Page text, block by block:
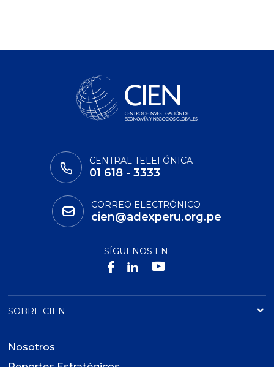
CENTRAL TELEFÓNICA
01 618 - 3333
CORREO ELECTRÓNICO
cien@adexperu.org.pe
SÍGUENOS EN:
SOBRE CIEN
Nosotros